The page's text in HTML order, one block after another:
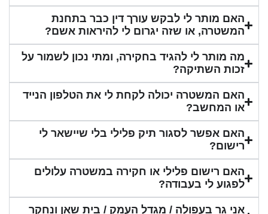
האם מותר לי לבקש עורך דין כבר בתחנת
המשטרה, או שזה יגרום לי להיראות אשם?
מה מותר לי להגיד בחקירה, ומתי נכון לשמור על
זכות השתיקה?
האם המשטרה יכולה לקחת לי את הטלפון הנייד
או המחשב?
האם אפשר לסגור תיק פלילי בלי שיישאר לי
רישום?
האם רישום פלילי או חקירה במשטרה עלולים
לפגוע לי בעבודה?
אני גר בעפולה / מגדל העמק / בית שאן ונחקר